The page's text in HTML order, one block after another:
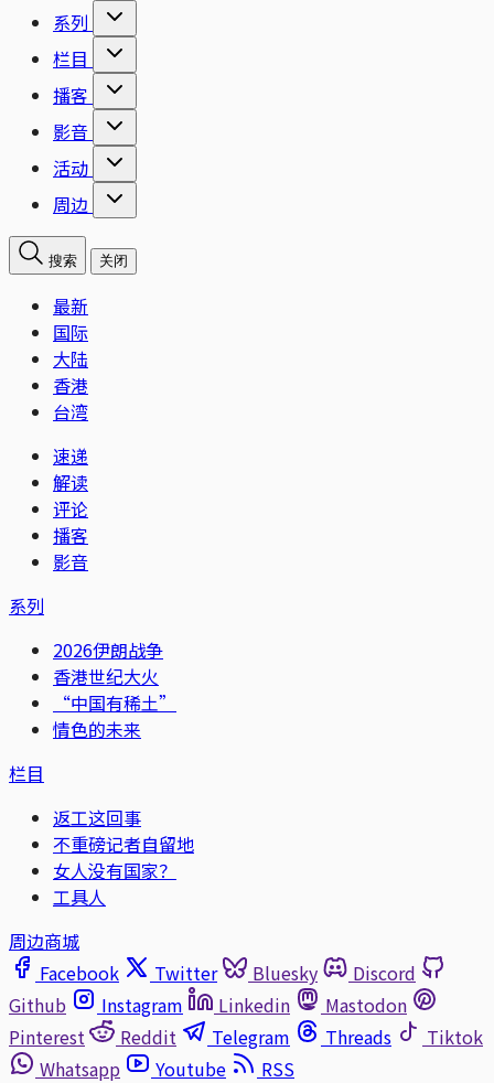
系列
栏目
播客
影音
活动
周边
搜索 关闭
最新
国际
大陆
香港
台湾
速递
解读
评论
播客
影音
系列
2026伊朗战争
香港世纪大火
“中国有稀土”
情色的未来
栏目
返工这回事
不重磅记者自留地
女人没有国家？
工具人
周边商城
Facebook
Twitter Bluesky
Discord
Github
Instagram Linkedin
Mastodon
Pinterest
Reddit Telegram Threads
Tiktok
Whatsapp
Youtube
RSS